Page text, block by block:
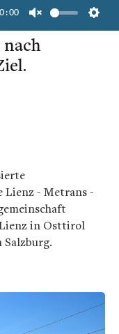
Unmute
im
Lienz - Metrans -
Lienz in Osttirol